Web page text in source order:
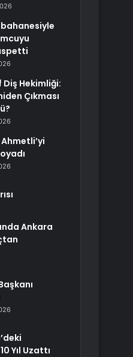
Hekimliği:
Çıkması
Ankara
Yıl Uzattı